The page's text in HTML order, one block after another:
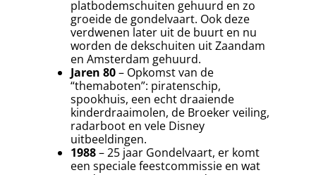
platbodemschuiten gehuurd en zo
groeide de gondelvaart. Ook deze
verdwenen later uit de buurt en nu
worden de dekschuiten uit Zaandam
en Amsterdam gehuurd.
Jaren 80– Opkomst van de
“themaboten”: piratenschip,
spookhuis, een echt draaiende
kinderdraaimolen, de Broeker veiling,
radarboot en vele Disney
uitbeeldingen.
1988– 25 jaar Gondelvaart, er komt
een speciale feestcommissie en wat